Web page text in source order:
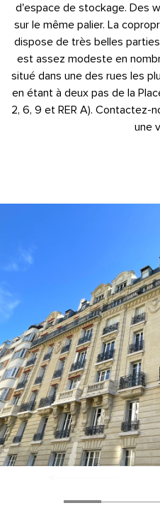
d'espace de stockage. Des
sur le même palier. La
dispose de très belles
est assez modeste en
situé dans une des rues les
en étant à deux pas de la
2, 6, 9 et RER A). Contactez-
une